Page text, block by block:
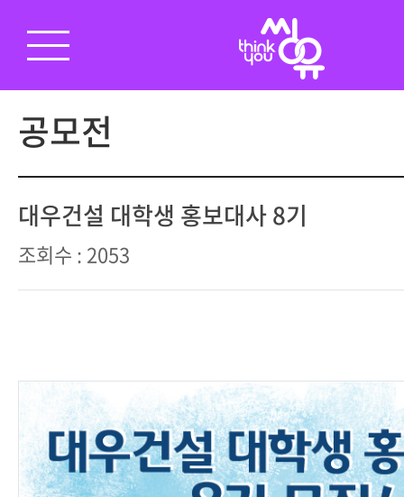
공모전
대우건설 대학생 홍보대사 8기
조회수 : 2053